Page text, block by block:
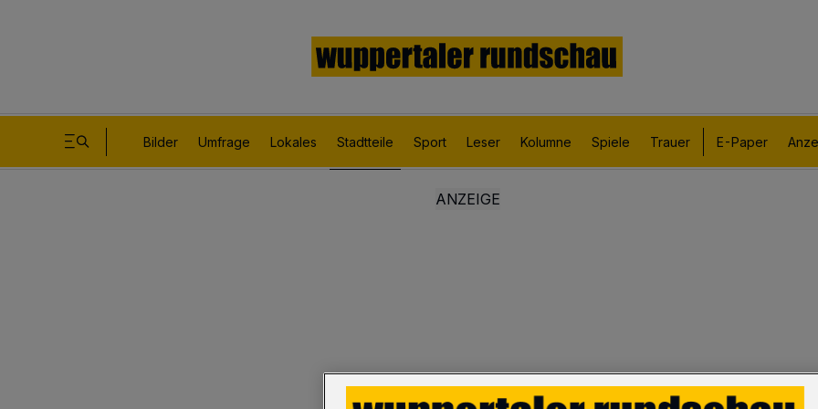
Bilder Umfrage Lokales Stadtteile Sport Leser Kolumne Spiele Trauer E-Paper